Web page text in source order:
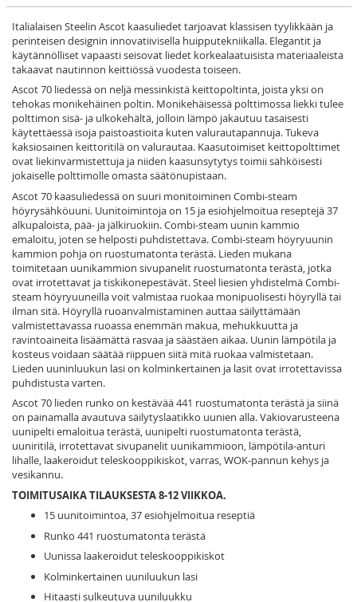
Italialaisen Steelin Ascot kaasuliedet tarjoavat klassisen tyylikkään ja
perinteisen designin innovatiivisella huipputekniikalla. Elegantit ja
käytännölliset vapaasti seisovat liedet korkealaatuisista materiaaleista
takaavat nautinnon keittiössä vuodesta toiseen.
Ascot 70 liedessä on neljä messinkistä keittopoltinta, joista yksi on
tehokas monikehäinen poltin. Monikehäisessä polttimossa liekki tulee
polttimon sisä- ja ulkokehältä, jolloin lämpö jakautuu tasaisesti
käytettäessä isoja paistoastioita kuten valurautapannuja. Tukeva
kaksiosainen keittoritilä on valurautaa. Kaasutoimiset keittopolttimet
ovat liekinvarmistettuja ja niiden kaasunsytytys toimii sähköisesti
jokaiselle polttimolle omasta säätönupistaan.
Ascot 70 kaasuliedessä on suuri monitoiminen Combi-steam
höyrysähköuuni. Uunitoimintoja on 15 ja esiohjelmoitua reseptejä 37
alkupaloista, pää- ja jälkiruokiin. Combi-steam uunin kammio
emaloitu, joten se helposti puhdistettava. Combi-steam höyryuunin
kammion pohja on ruostumatonta terästä. Lieden mukana
toimitetaan uunikammion sivupanelit ruostumatonta terästä, jotka
ovat irrotettavat ja tiskikonepestävät. Steel liesien yhdistelmä Combi-
steam höyryuuneilla voit valmistaa ruokaa monipuolisesti höyryllä tai
ilman sitä. Höyryllä ruoanvalmistaminen auttaa säilyttämään
valmistettavassa ruoassa enemmän makua, mehukkuutta ja
ravintoaineita lisäämättä rasvaa ja säästäen aikaa. Uunin lämpötila ja
kosteus voidaan säätää riippuen siitä mitä ruokaa valmistetaan.
Lieden uuninluukun lasi on kolminkertainen ja lasit ovat irrotettavissa
puhdistusta varten.
Ascot 70 lieden runko on kestävää 441 ruostumatonta terästä ja siinä
on painamalla avautuva säilytyslaatikko uunien alla. Vakiovarusteena
uunipelti emaloitua terästä, uunipelti ruostumatonta terästä,
uuniritilä, irrotettavat sivupanelit uunikammioon, lämpötila-anturi
lihalle, laakeroidut teleskooppikiskot, varras, WOK-pannun kehys ja
vesikannu.
TOIMITUSAIKA TILAUKSESTA 8-12 VIIKKOA.
15 uunitoimintoa, 37 esiohjelmoitua reseptiä
Runko 441 ruostumatonta terästä
Uunissa laakeroidut teleskooppikiskot
Kolminkertainen uuniluukun lasi
Hitaasti sulkeutuva uuniluukku